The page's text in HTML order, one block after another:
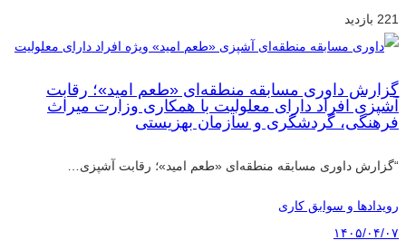
221 بازدید
گزارش داوری مسابقه منطقه‌ای «طعم امید»؛ رقابت
آشپزی افراد دارای معلولیت با همکاری وزارت میراث
فرهنگی، گردشگری و سازمان بهزیستی
“گزارش داوری مسابقه منطقه‌ای «طعم امید»؛ رقابت آشپزی…
رویدادها و سوابق کاری
۱۴۰۵/۰۴/۰۷